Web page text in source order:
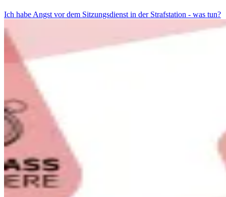
Ich habe Angst vor dem Sitzungsdienst in der Strafstation - was tun?